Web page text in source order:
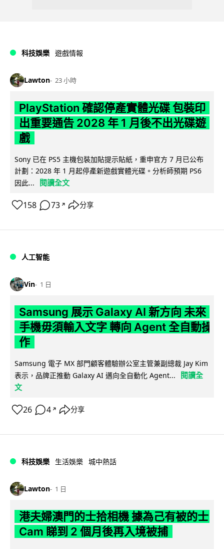
科技娛樂 遊戲情報
Lawton 23 小時
PlayStation 確認停產實體光碟 包裝印
出重要通告 2028 年 1 月後不出光碟遊
戲
Sony 已在 PS5 主機包裝加貼提示貼紙，重申官方 7 月已公布
計劃：2028 年 1 月起停產新遊戲實體光碟。分析師預期 PS6
因此...
閱讀全文
158 73 ↗ 分享
人工智能
Vin 1 日
Samsung 展示 Galaxy AI 新方向 未來
手機毋須輸入文字 轉向 Agent 全自動操
作
Samsung 電子 MX 部門顧客體驗辦公室主管兼副總裁 Jay Kim
表示，品牌正推動 Galaxy AI 邁向全自動化 Agent...
閱讀全
文
26 4 ↗ 分享
科技娛樂 生活娛樂 城中熱話
Lawton 1 日
港夫婦澳門的士拾相機 據為己有被的士
Cam 睇到 2 個月後再入境被捕